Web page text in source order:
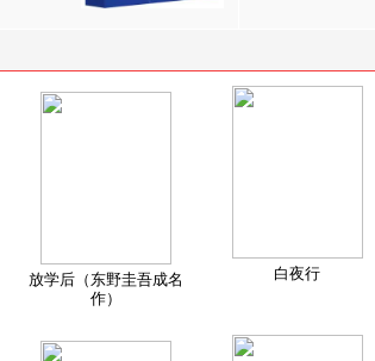
放学后（东野圭吾成名
作）
白夜行